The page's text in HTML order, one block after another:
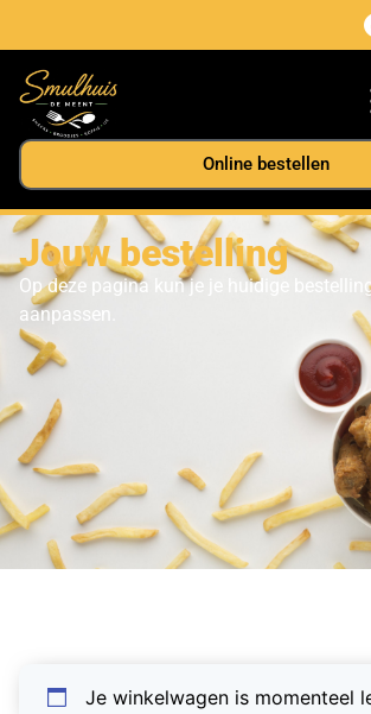
Online bestellen
Jouw bestelling
Op deze pagina kun je je huidige
aanpassen.
Je winkelwagen is momenteel